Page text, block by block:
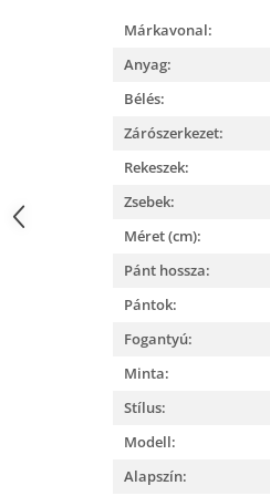
Márkavonal:
Anyag:
Bélés:
Zárószerkezet:
Rekeszek:
Zsebek:
Méret (cm):
Pánt hossza:
Pántok:
Fogantyú:
Minta:
Stílus:
Modell:
Alapszín: